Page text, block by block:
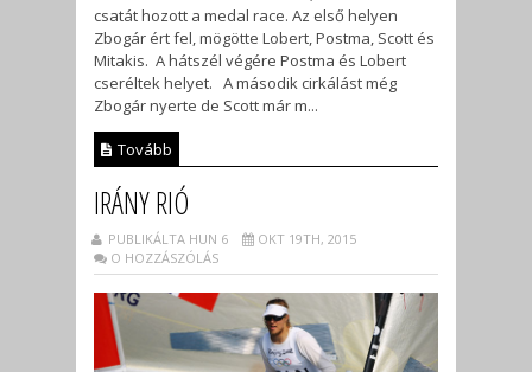
csatát hozott a medal race. Az első helyen
Zbogár ért fel, mögötte Lobert, Postma, Scott és
Mitakis. A hátszél végére Postma és Lobert
cseréltek helyet. A második cirkálást még
Zbogár nyerte de Scott már m...
Tovább
IRÁNY RIÓ
PUBLIKÁLTA HUN 6
OKT 19TH, 2015
O HOZZÁSZÓLÁS